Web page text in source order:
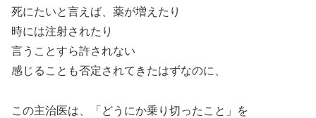
死にたいと言えば、薬が増えたり
時には注射されたり
言うことすら許されない
感じることも否定されてきたはずなのに、
この主治医は、「どうにか乗り切ったこと」を